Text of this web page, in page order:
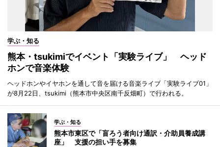
学ぶ・知る
熊本・tsukimiでイベント「実験ライブ」 ヘッド
ホンで音楽体験
ヘッドホンやイヤホンを通して音を届ける音楽ライブ「実験ライブ01」
が8月22日、tsukimi（熊本市中央区南千反畑町）で行われる。
学ぶ・知る
熊本市東区で「盲ろう者向け通訳・介助員養成講
座」 支援の担い手を募集